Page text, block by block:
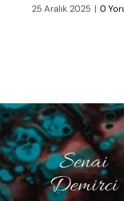
25 Aralık 2025 | 0